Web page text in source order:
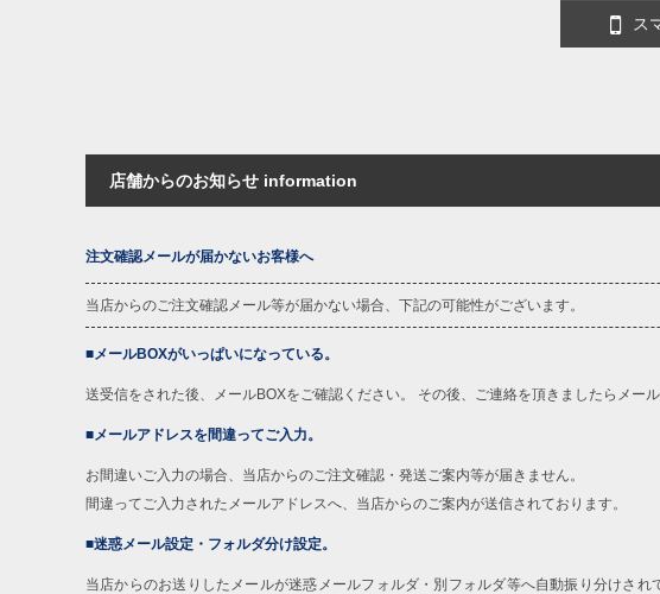
ス
店舗からのお知らせ information
注文確認メールが届かないお客様へ
当店からのご注文確認メール等が届かない場合、下記の可能性がございます。
■メールBOXがいっぱいになっている。
送受信をされた後、メールBOXをご確認ください。 その後、ご連絡を頂きましたらメール
■メールアドレスを間違ってご入力。
お間違いご入力の場合、当店からのご注文確認・発送ご案内等が届きません。
間違ってご入力されたメールアドレスへ、当店からのご案内が送信されております。
■迷惑メール設定・フォルダ分け設定。
当店からのお送りしたメールが迷惑メールフォルダ・別フォルダ等へ自動振り分けされ